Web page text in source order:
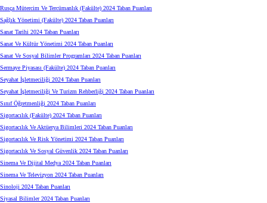
Rusça Mütercim Ve Tercümanlık (Fakülte) 2024 Taban Puanları
Sağlık Yönetimi (Fakülte) 2024 Taban Puanları
Sanat Tarihi 2024 Taban Puanları
Sanat Ve Kültür Yönetimi 2024 Taban Puanları
Sanat Ve Sosyal Bilimler Programları 2024 Taban Puanları
Sermaye Piyasası (Fakülte) 2024 Taban Puanları
Seyahat İşletmeciliği 2024 Taban Puanları
Seyahat İşletmeciliği Ve Turizm Rehberliği 2024 Taban Puanları
Sınıf Öğretmenliği 2024 Taban Puanları
Sigortacılık (Fakülte) 2024 Taban Puanları
Sigortacılık Ve Aktüerya Bilimleri 2024 Taban Puanları
Sigortacılık Ve Risk Yönetimi 2024 Taban Puanları
Sigortacılık Ve Sosyal Güvenlik 2024 Taban Puanları
Sinema Ve Dijital Medya 2024 Taban Puanları
Sinema Ve Televizyon 2024 Taban Puanları
Sinoloji 2024 Taban Puanları
Siyasal Bilimler 2024 Taban Puanları